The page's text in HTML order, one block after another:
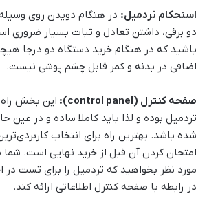
استحکام تردمیل: در هنگام دویدن روی
دو برقی، داشتن تعادل و ثبات بسیار
باشید که در هنگام خرید دستگاه دو درجا
اضافی در بدنه و کمر قابل چشم پوشی نیست.
صفحه کنترل (control panel):
این بخش راه
تردمیل بوده و لذا باید کاملا ساده و در عین
شده باشد. بهترین راه برای انتخاب
امتحان کردن آن قبل از خرید نهایی است. شما
مورد نظر بخواهید که تردمیل را برای تست در
در رابطه با صفحه کنترل اطلاعاتی ارائه کند.